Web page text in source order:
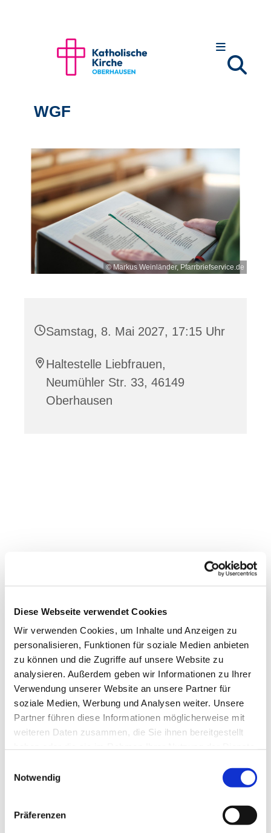
Diese Webseite verwendet Cookies
Wir verwenden Cookies, um Inhalte und Anzeigen zu
personalisieren, Funktionen für soziale Medien anbieten
zu können und die Zugriffe auf unsere Website zu
analysieren. Außerdem geben wir Informationen zu Ihrer
Verwendung unserer Website an unsere Partner für
soziale Medien, Werbung und Analysen weiter. Unsere
Partner führen diese Informationen möglicherweise mit
weiteren Daten zusammen, die Sie ihnen bereitgestellt
Notwendig
Präferenzen
WGF
© Markus Weinländer, Pfarrbriefservice.de
Samstag, 8. Mai 2027, 17:15 Uhr
Haltestelle Liebfrauen,
Neumühler Str. 33, 46149
Oberhausen
Dies könnte Sie auch
interessieren